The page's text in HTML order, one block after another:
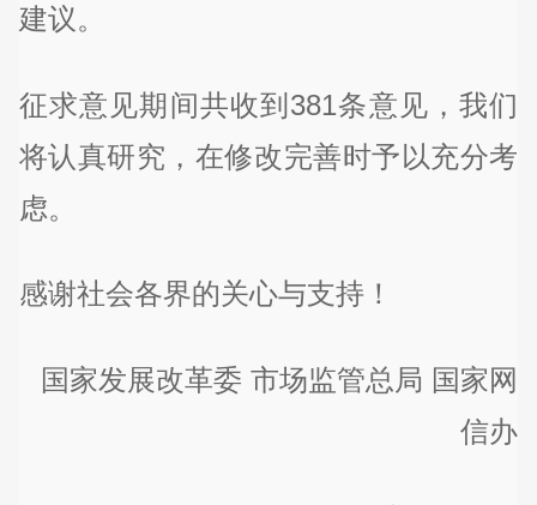
建议。
征求意见期间共收到381条意见，我们
将认真研究，在修改完善时予以充分考
虑。
感谢社会各界的关心与支持！
国家发展改革委 市场监管总局 国家网
信办